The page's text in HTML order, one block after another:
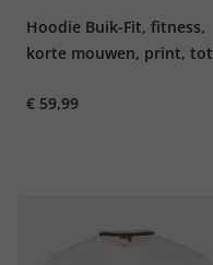
Hoodie Buik-Fit, fitness,
korte mouwen, print, tot
€ 59,99